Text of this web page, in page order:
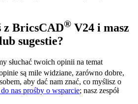
z BricsCAD® V24 i masz
sugestie?
słuchać twoich opinii na temat
są mile widziane, zarówno dobre,
aby dać nam znać, co myślisz o
do nas prośby o wsparcie; nasz zespół